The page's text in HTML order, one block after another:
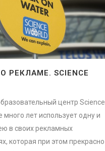
РЕКЛАМЕ. SCIENCE
центр Science
много лет использует одну и
в своих рекламных
которая при этом прекрасно